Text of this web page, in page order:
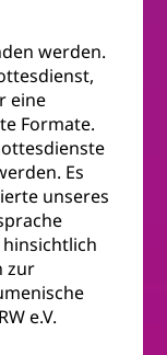
werden.
eine
Formate.
Es
unseres
zur
e.V.